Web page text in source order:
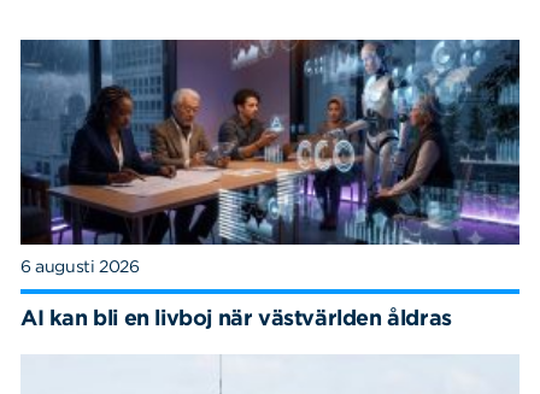
6 augusti 2026
AI kan bli en livboj när västvärlden åldras
Sök på sidan:Sök
efter: